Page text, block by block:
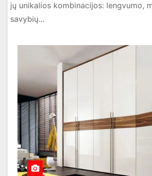
jų unikalios kombinacijos: lengvumo,
savybių…